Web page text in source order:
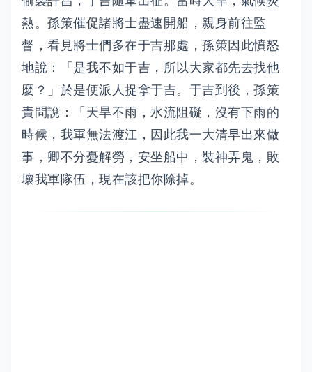
熱。孫策催促諸將士盡速開船，親身前往監
督，看見將士們多在于吉那處，孫策因此憤怒
地說：「是我不如于吉，所以大家都先去找他
麼？」於是便派人捉拿于吉。于吉到後，孫策
責問說：「天旱不雨，水流阻礙，沒有下雨的
時候，我軍無法渡江，因此我一大清早出來做
事，卿不分憂解勞，安坐船中，裝神弄鬼，敗
壞我軍隊伍，現在該把你除掉。